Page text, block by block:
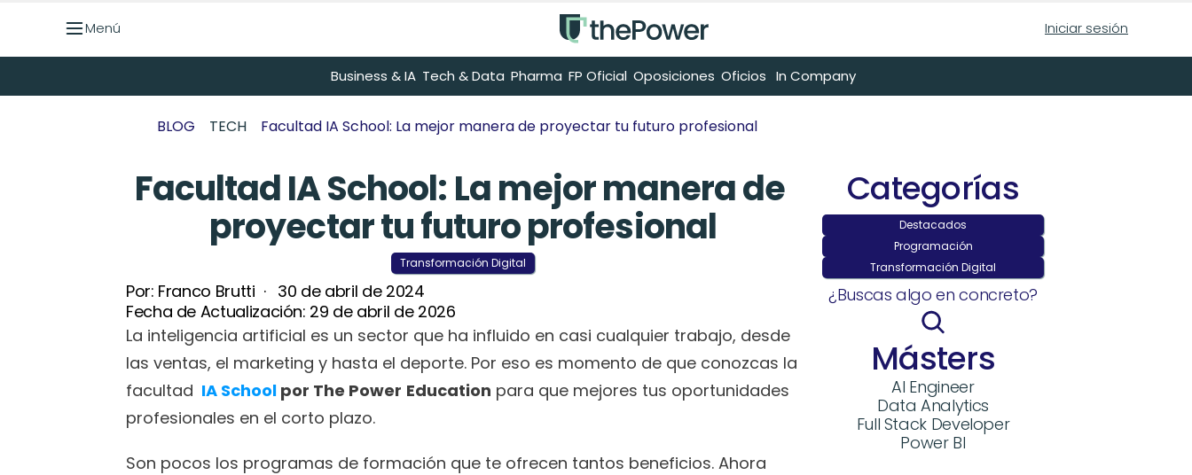
BLOG TECH Facultad IA School: La mejor manera de proyectar tu futuro profesional
Facultad IA School: La mejor manera de
proyectar tu futuro profesional
Transformación Digital
Por: Franco Brutti
  ·
30 de abril de 2024
Fecha de Actualización: 29 de abril de 2026
La inteligencia artificial es un sector que ha influido en casi cualquier trabajo, desde
las ventas, el marketing y hasta el deporte. Por eso es momento de que conozcas la
facultad IA School por The Power Education para que mejores tus oportunidades
profesionales en el corto plazo.
Son pocos los programas de formación que te ofrecen tantos beneficios. Ahora
Categorías
Destacados
Programación
Transformación Digital
¿Buscas algo en concreto?
Másters
AI Engineer
Data Analytics
Full Stack Developer
Power BI
Menú Iniciar sesión
Business & IA Tech & Data Pharma FP Oficial Oposiciones Oficios In Company